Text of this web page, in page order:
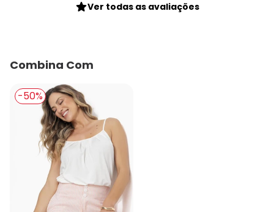
Ver todas as avaliações
Combina Com
-50%